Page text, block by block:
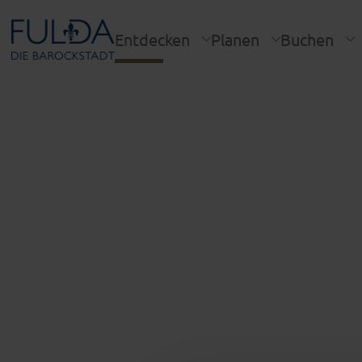
Entdecken Planen Buchen